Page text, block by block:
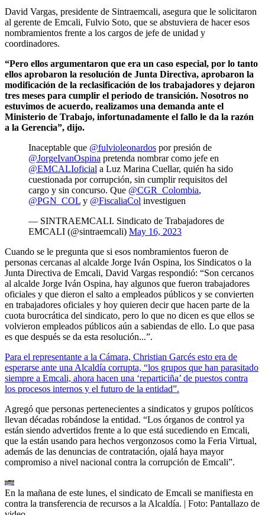
David Vargas, presidente de Sintraemcali, asegura que le solicitaron
al gerente de Emcali, Fulvio Soto, que se abstuviera de hacer esos
nombramientos frente a los cargos de jefe de unidad y
coordinadores.
“Pero ellos argumentaron que era un caso especial, por lo tanto
ellos aprobaron la resolución de Junta Directiva, aprobaron la
modificación de la reclasificación de los trabajadores y dejaron
tres meses para cumplir el periodo de transición. Nosotros no
estuvimos de acuerdo, realizamos una demanda ante el
Ministerio de Trabajo, infortunadamente el fallo le da la razón
a la Gerencia”, dijo.
Inaceptable que @fulvioleonardos por presión de
@JorgeIvanOspina pretenda nombrar como jefe en
@EMCALIoficial a Luz Marina Cuellar, quién ha sido
cuestionada por corrupción, sin cumplir requisitos del
cargo y sin concurso. Que @CGR_Colombia,
@PGN_COL y @FiscaliaCol investiguen
— SINTRAEMCALI. Sindicato de Trabajadores de
EMCALI (@sintraemcali) May 16, 2023
Cuando se le pregunta que si esos nombramientos fueron de
personas cercanas al alcalde Jorge Iván Ospina, los Sindicatos o la
Junta Directiva de Emcali, David Vargas respondió: “Son cercanos
al alcalde Jorge Iván Ospina, hay algunos que fueron trabajadores
oficiales y que dieron el salto a empleados públicos y se convierten
en trabajadores oficiales y hoy quieren decir que hacen parte de la
cuota burocrática del sindicato, pero lo que no dicen es que ellos se
volvieron empleados públicos aún a sabiendas de ello. Lo que pasa
es que después se da esta resolución...”.
Para el representante a la Cámara, Christian Garcés esto era de
esperarse ante una Alcaldía corrupta, “los grupos que han parasitado
siempre a Emcali, ahora hacen una ‘reparticiña’ de puestos contra
los procesos internos y el futuro de la entidad”.
Agregó que personas pertenecientes a sindicatos y grupos políticos
llevan décadas robándose la entidad. “Los órganos de control ya
están siendo advertidos frente a lo que está sucediendo en Emcali,
que la están usando para hechos vergonzosos como la Feria Virtual,
además de las denuncias de contratación, ojalá haya mayor
compromiso a nivel nacional contra la corrupción de Emcali”.
En la mañana de este lunes, el sindicato de Emcali se manifiesta en
contra la transferencia de recursos a la Alcaldía. | Foto: Pantallazo de